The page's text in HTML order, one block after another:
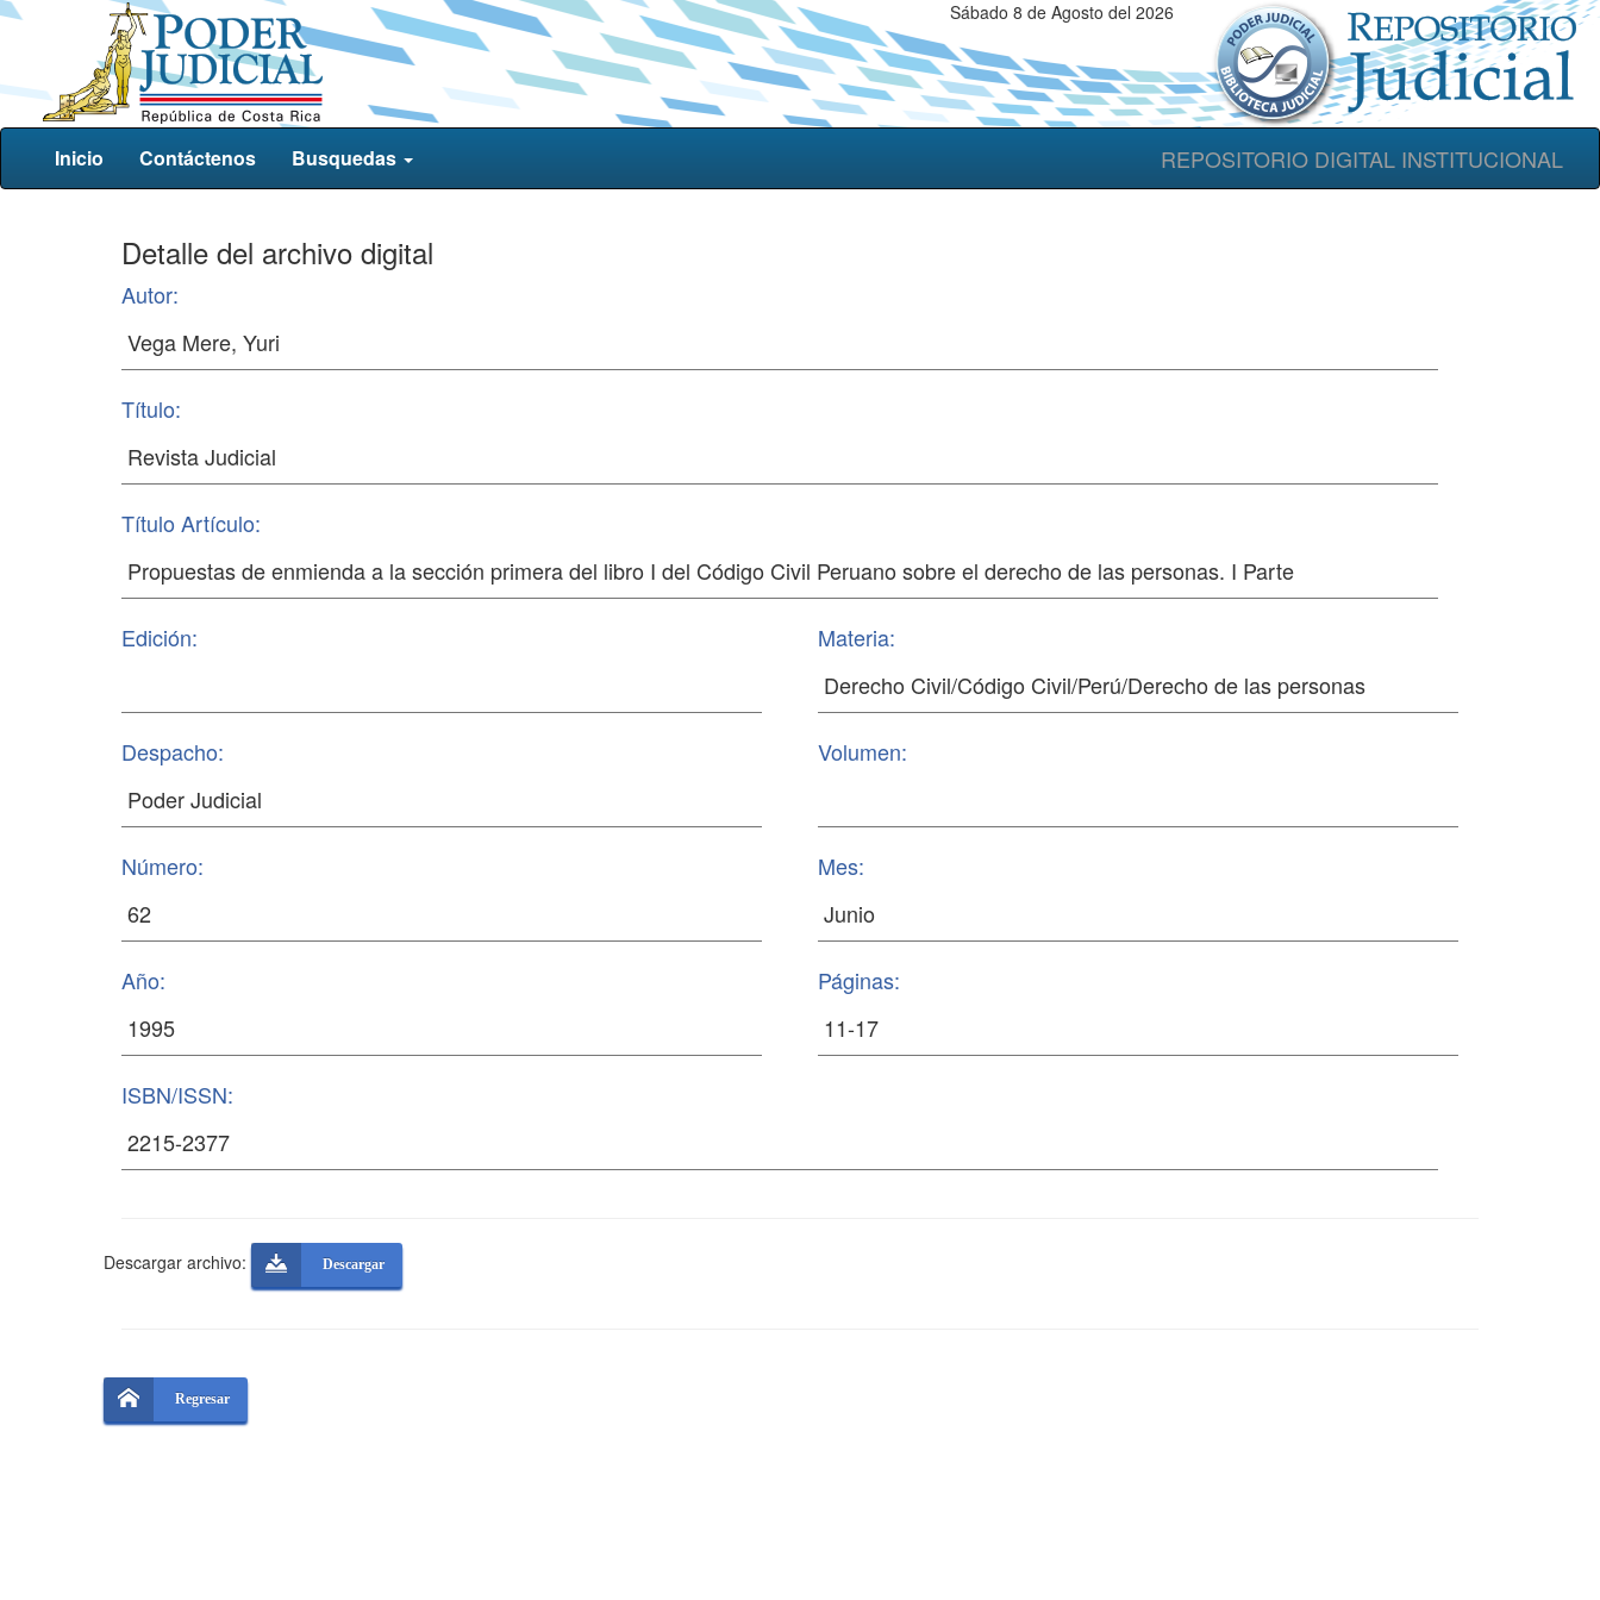
Sábado 8 de Agosto del 2026
REPOSITORIO DIGITAL INSTITUCIONAL
Inicio Contáctenos Busquedas
Detalle del archivo digital
Autor:
Título:
Título Artículo:
Edición: Materia:
Despacho: Volumen:
Número: Mes:
Año: Páginas:
ISBN/ISSN:
Descargar archivo: Descargar
Regresar